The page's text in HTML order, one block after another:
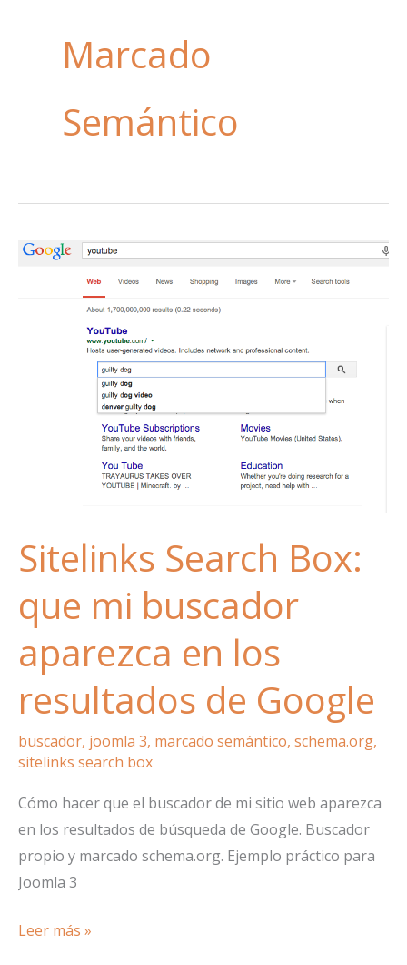
Marcado
Semántico
Sitelinks Search Box:
que mi buscador
aparezca en los
resultados de Google
buscador, joomla 3, marcado semántico, schema.org,
sitelinks search box
Cómo hacer que el buscador de mi sitio web aparezca
en los resultados de búsqueda de Google. Buscador
propio y marcado schema.org. Ejemplo práctico para
Joomla 3
Sitelinks
Leer más »